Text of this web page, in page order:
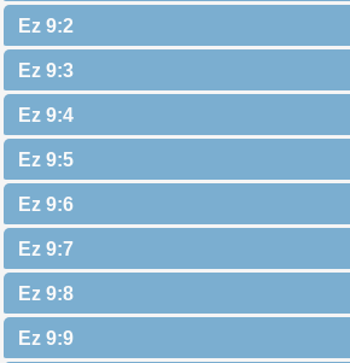
Ez 9:2
Ez 9:3
Ez 9:4
Ez 9:5
Ez 9:6
Ez 9:7
Ez 9:8
Ez 9:9